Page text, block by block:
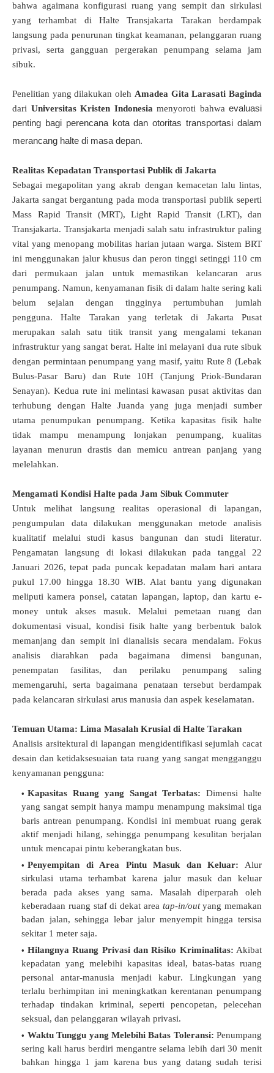
bahwa agaimana konfigurasi ruang yang sempit dan sirkulasi
yang terhambat di Halte Transjakarta Tarakan berdampak
langsung pada penurunan tingkat keamanan, pelanggaran ruang
privasi, serta gangguan pergerakan penumpang selama jam
sibuk.
Penelitian yang dilakukan oleh Amadea Gita Larasati Baginda
dari Universitas Kristen Indonesia menyoroti bahwa evaluasi
penting bagi perencana kota dan otoritas transportasi dalam
merancang halte di masa depan.
Realitas Kepadatan Transportasi Publik di Jakarta
Sebagai megapolitan yang akrab dengan kemacetan lalu lintas,
Jakarta sangat bergantung pada moda transportasi publik seperti
Mass Rapid Transit (MRT), Light Rapid Transit (LRT), dan
Transjakarta. Transjakarta menjadi salah satu infrastruktur paling
vital yang menopang mobilitas harian jutaan warga. Sistem BRT
ini menggunakan jalur khusus dan peron tinggi setinggi 110 cm
dari permukaan jalan untuk memastikan kelancaran arus
penumpang. Namun, kenyamanan fisik di dalam halte sering kali
belum sejalan dengan tingginya pertumbuhan jumlah
pengguna.Halte Tarakan yang terletak di Jakarta Pusat
merupakan salah satu titik transit yang mengalami tekanan
infrastruktur yang sangat berat. Halte ini melayani dua rute sibuk
dengan permintaan penumpang yang masif, yaitu Rute 8 (Lebak
Bulus-Pasar Baru) dan Rute 10H (Tanjung Priok-Bundaran
Senayan). Kedua rute ini melintasi kawasan pusat aktivitas dan
terhubung dengan Halte Juanda yang juga menjadi sumber
utama penumpukan penumpang. Ketika kapasitas fisik halte
tidak mampu menampung lonjakan penumpang, kualitas
layanan menurun drastis dan memicu antrean panjang yang
melelahkan.
Mengamati Kondisi Halte pada Jam Sibuk Commuter
Untuk melihat langsung realitas operasional di lapangan,
pengumpulan data dilakukan menggunakan metode analisis
kualitatif melalui studi kasus bangunan dan studi literatur.
Pengamatan langsung di lokasi dilakukan pada tanggal 22
Januari 2026, tepat pada puncak kepadatan malam hari antara
pukul 17.00 hingga 18.30 WIB. Alat bantu yang digunakan
meliputi kamera ponsel, catatan lapangan, laptop, dan kartu e-
money untuk akses masuk. Melalui pemetaan ruang dan
dokumentasi visual, kondisi fisik halte yang berbentuk balok
memanjang dan sempit ini dianalisis secara mendalam.Fokus
analisis diarahkan pada bagaimana dimensi bangunan,
penempatan fasilitas, dan perilaku penumpang saling
memengaruhi, serta bagaimana penataan tersebut berdampak
pada kelancaran sirkulasi arus manusia dan aspek keselamatan.
Temuan Utama: Lima Masalah Krusial di Halte Tarakan
Analisis arsitektural di lapangan mengidentifikasi sejumlah cacat
desain dan ketidaksesuaian tata ruang yang sangat mengganggu
kenyamanan pengguna:
Kapasitas Ruang yang Sangat Terbatas: Dimensi halte
yang sangat sempit hanya mampu menampung maksimal tiga
baris antrean penumpang.Kondisi ini membuat ruang gerak
aktif menjadi hilang, sehingga penumpang kesulitan berjalan
untuk mencapai pintu keberangkatan bus.
Penyempitan di Area Pintu Masuk dan Keluar: Alur
sirkulasi utama terhambat karena jalur masuk dan keluar
berada pada akses yang sama. Masalah diperparah oleh
keberadaan ruang staf di dekat area tap-in/outyang memakan
badan jalan, sehingga lebar jalur menyempit hingga tersisa
sekitar 1 meter saja.
Hilangnya Ruang Privasi dan Risiko Kriminalitas: Akibat
kepadatan yang melebihi kapasitas ideal, batas-batas ruang
personal antar-manusia menjadi kabur. Lingkungan yang
terlalu berhimpitan ini meningkatkan kerentanan penumpang
terhadap tindakan kriminal, seperti pencopetan, pelecehan
seksual, dan pelanggaran wilayah privasi.
Waktu Tunggu yang Melebihi Batas Toleransi: Penumpang
sering kali harus berdiri mengantre selama lebih dari 30 menit
bahkan hingga 1 jam karena bus yang datang sudah terisi